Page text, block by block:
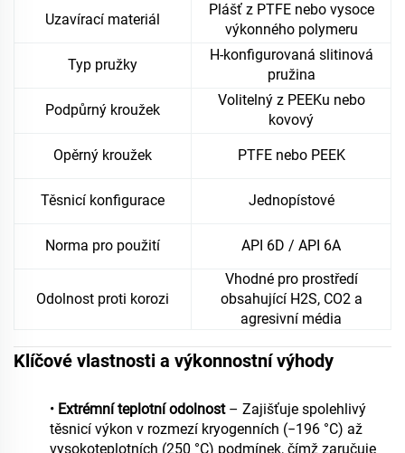
Uzavírací materiál
Plášť z PTFE nebo vysoce
výkonného polymeru
Typ pružky
H-konfigurovaná slitinová
pružina
Podpůrný kroužek
Volitelný z PEEKu nebo
kovový
Opěrný kroužek PTFE nebo PEEK
Těsnicí konfigurace Jednopístové
Norma pro použití API 6D / API 6A
Odolnost proti korozi
Vhodné pro prostředí
obsahující H2S, CO2 a
agresivní média
Klíčové vlastnosti a výkonnostní výhody
• Extrémní teplotní odolnost – Zajišťuje spolehlivý
těsnicí výkon v rozmezí kryogenních (−196 °C) až
vysokoteplotních (250 °C) podmínek, čímž zaručuje